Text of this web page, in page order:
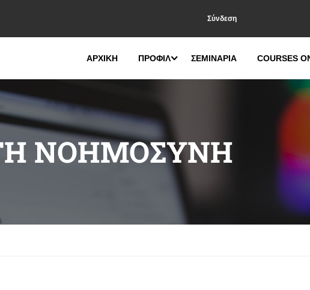
Σύνδεση
ΑΡΧΙΚΗ ΠΡΟΦΙΛ ΣΕΜΙΝΑΡΙΑ COURSES
ΝΟΗΜΟΣΎΝΗ